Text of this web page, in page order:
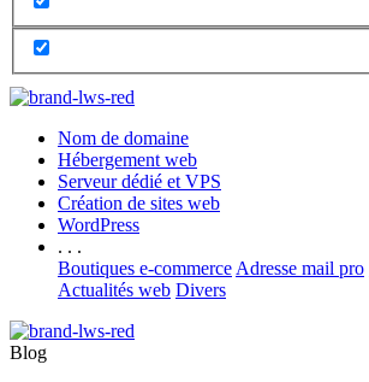
Nom de domaine
Hébergement web
Serveur dédié et VPS
Création de sites web
WordPress
. . .
Boutiques e-commerce Adresse mail pro
Actualités web Divers
Blog